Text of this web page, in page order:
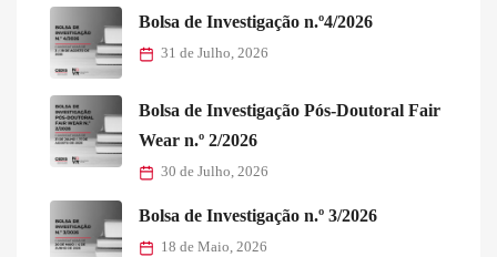
Bolsa de Investigação n.º4/2026
31 de Julho, 2026
Bolsa de Investigação Pós-Doutoral Fair
Wear n.º 2/2026
30 de Julho, 2026
Bolsa de Investigação n.º 3/2026
18 de Maio, 2026